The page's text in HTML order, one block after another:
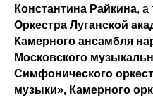
Константина Райкина, а
Оркестра Луганской
Камерного ансамбля
Московского
Симфонического
музыки», Камерного